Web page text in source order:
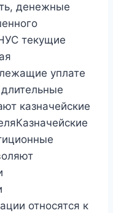
денежные
текущие
уплате
казначейские
относятся к